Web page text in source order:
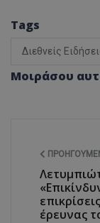
Tags
Διεθνείς
Μοιράσου
έρευνας